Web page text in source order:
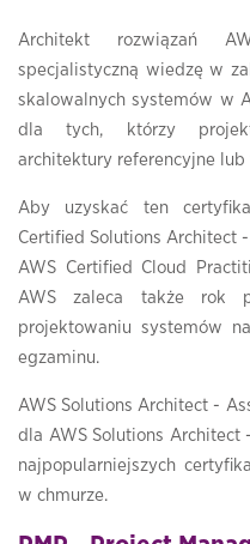
Architekt rozwiązań
specjalistyczną wiedzę w
skalowalnych systemów w
dla tych, którzy
architektury referencyjne
Aby uzyskać ten
Certified Solutions Architect
AWS Certified Cloud
AWS zaleca także rok
projektowaniu systemów
egzaminu.
AWS Solutions Architect -
dla AWS Solutions
najpopularniejszych
w chmurze.